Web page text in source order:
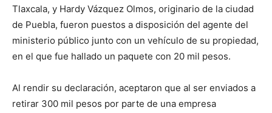
Tlaxcala, y Hardy Vázquez Olmos, originario de la ciudad
de Puebla, fueron puestos a disposición del agente del
ministerio público junto con un vehículo de su propiedad,
en el que fue hallado un paquete con 20 mil pesos.
Al rendir su declaración, aceptaron que al ser enviados a
retirar 300 mil pesos por parte de una empresa